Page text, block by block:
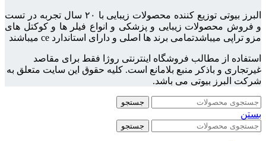
البرز بیوتی توزیع کننده محصولات زیبایی با ۲۰ سال تجربه در تست
و فروش محصولات زیبایی و پزشکی و انواع فیلر ها و کوکتل های
مزو تراپی میباشدتمامی برند ها اصلی و دارای استاندارد ce میباشند
استفاده از مطالب فروشگاه اینترنتی روژا فقط برای مقاصد
غیرتجاری و باذکر منبع بلامانع است. کلیه حقوق این سایت متعلق به
شرکت البرز بیوتی می باشد.
جستجو
بستن
جستجو